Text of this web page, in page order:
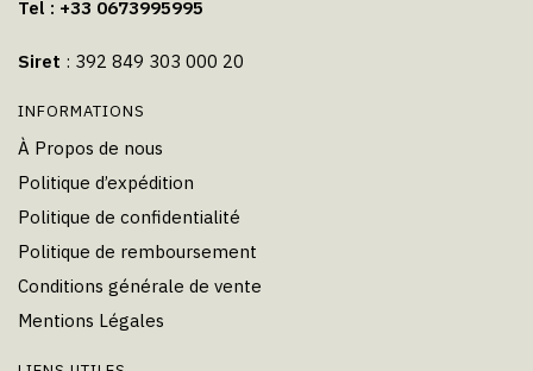
Tel : +33 0673995995
Siret : 392 849 303 000 20
INFORMATIONS
À Propos de nous
Politique d’expédition
Politique de confidentialité
Politique de remboursement
Conditions générale de vente
Mentions Légales